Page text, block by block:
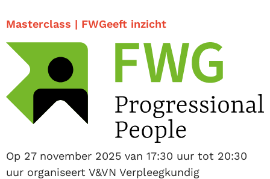
Masterclass | FWGeeft inzicht
Op 27 november 2025 van 17:30 uur tot 20:30
uur organiseert V&VN Verpleegkundig